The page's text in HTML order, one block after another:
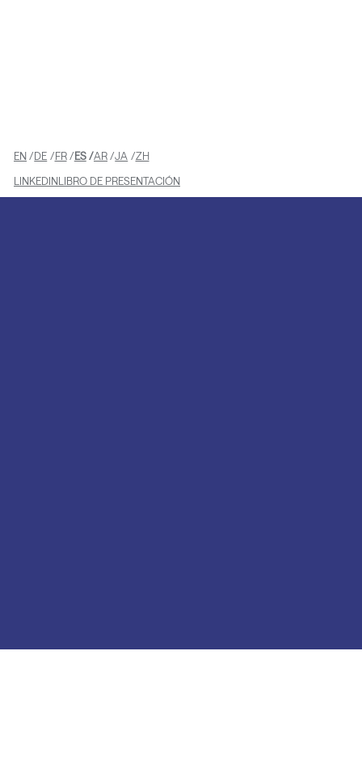
LINKEDINLIBRO DE PRESENTACIÓN
EN DE FR ES AR JA ZH